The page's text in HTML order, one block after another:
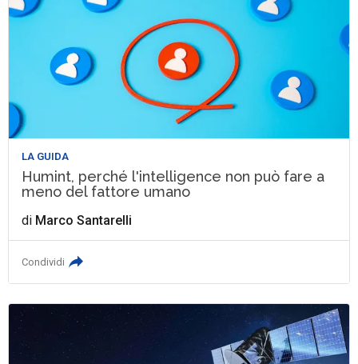
LA GUIDA
Humint, perché l'intelligence non può fare a
meno del fattore umano
di Marco Santarelli
Condividi